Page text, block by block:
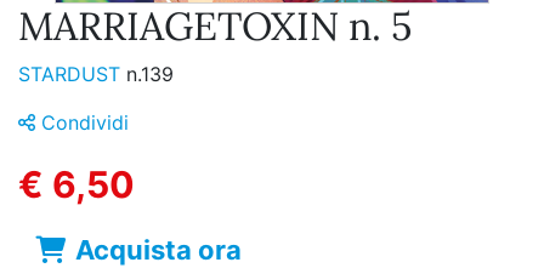
MARRIAGETOXIN n. 5
STARDUST n.139
Condividi
€ 6,50
Acquista ora